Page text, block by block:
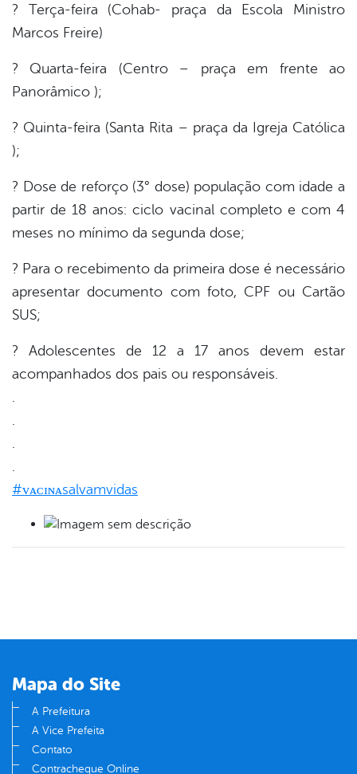
? Terça-feira (Cohab- praça da Escola Ministro
Marcos Freire)
? Quarta-feira (Centro – praça em frente ao
Panorâmico );
? Quinta-feira (Santa Rita – praça da Igreja Católica
);
? Dose de reforço (3° dose) população com idade a
partir de 18 anos: ciclo vacinal completo e com 4
meses no mínimo da segunda dose;
? Para o recebimento da primeira dose é necessário
apresentar documento com foto, CPF ou Cartão
SUS;
? Adolescentes de 12 a 17 anos devem estar
acompanhados dos pais ou responsáveis.
#ᴠᴀᴄɪɴᴀsalvamvidas
Mapa do Site
A Prefeitura
A Vice Prefeita
Contato
Contracheque Online